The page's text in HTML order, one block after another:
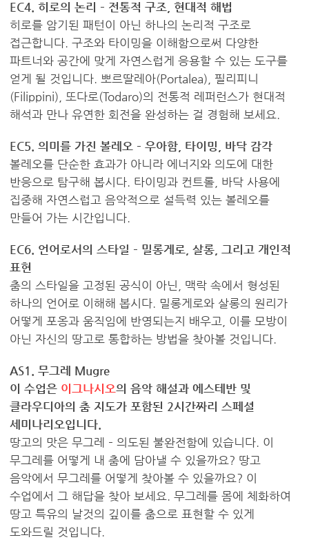
EC4. 히로의 논리 – 전통적 구조, 현대적 해법
히로를 암기된 패턴이 아닌 하나의 논리적 구조로
접근합니다. 구조와 타이밍을 이해함으로써 다양한
파트너와 공간에 맞게 자연스럽게 응용할 수 있는 도구를
얻게 될 것입니다. 뽀르딸레아(Portalea), 필리피니
(Filippini), 또다로(Todaro)의 전통적 레퍼런스가 현대적
해석과 만나 유연한 회전을 완성하는 걸 경험해 보세요.
EC5. 의미를 가진 볼레오 – 우아함, 타이밍, 바닥 감각
볼레오를 단순한 효과가 아니라 에너지와 의도에 대한
반응으로 탐구해 봅시다. 타이밍과 컨트롤, 바닥 사용에
집중해 자연스럽고 음악적으로 설득력 있는 볼레오를
만들어 가는 시간입니다.
EC6. 언어로서의 스타일 – 밀롱게로, 살롱, 그리고 개인적
표현
춤의 스타일을 고정된 공식이 아닌, 맥락 속에서 형성된
하나의 언어로 이해해 봅시다. 밀롱게로와 살롱의 원리가
어떻게 포옹과 움직임에 반영되는지 배우고, 이를 모방이
아닌 자신의 땅고로 통합하는 방법을 찾아볼 것입니다.
AS1. 무그레 Mugre
이 수업은 이그나시오의 음악 해설과 에스테반 및
클라우디아의 춤 지도가 포함된 2시간짜리 스페셜
세미나리오입니다.
땅고의 맛은 무그레 – 의도된 불완전함에 있습니다. 이
무그레를 어떻게 내 춤에 담아낼 수 있을까요? 땅고
음악에서 무그레를 어떻게 찾아볼 수 있을까요? 이
수업에서 그 해답을 찾아 보세요. 무그레를 몸에 체화하여
땅고 특유의 날것의 깊이를 춤으로 표현할 수 있게
도와드릴 것입니다.